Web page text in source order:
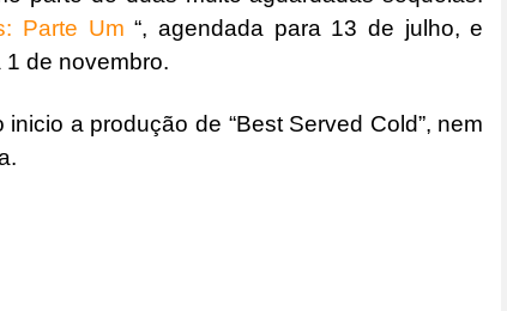
Parte Um “, agendada para 13 de julho, e
1 de novembro.
a produção de “Best Served Cold”, nem